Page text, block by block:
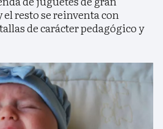
resto se reinventa con
de carácter pedagógico y